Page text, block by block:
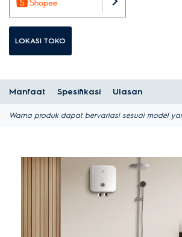
LOKASI TOKO
Manfaat Spesifikasi Ulasan
Warna produk dapat bervariasi sesuai model